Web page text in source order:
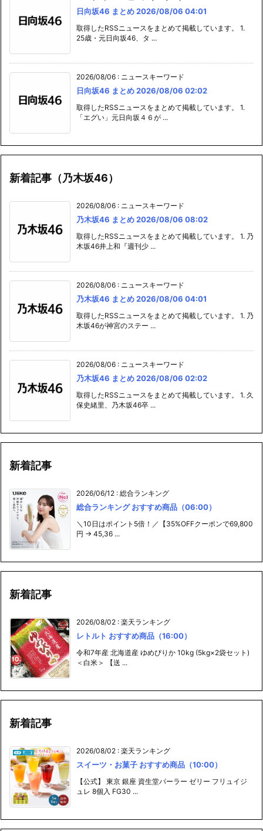
日向坂46 まとめ 2026/08/06 04:01
取得したRSSニュースをまとめて掲載しています。 1.
25歳・元日向坂46、タ ...
2026/08/06 : ニュースキーワード
日向坂46 まとめ 2026/08/06 02:02
取得したRSSニュースをまとめて掲載しています。 1.
「エグい」元日向坂４６が ...
新着記事（乃木坂46）
2026/08/06 : ニュースキーワード
乃木坂46 まとめ 2026/08/06 08:02
取得したRSSニュースをまとめて掲載しています。 1. 乃
木坂46井上和『週刊少 ...
2026/08/06 : ニュースキーワード
乃木坂46 まとめ 2026/08/06 04:01
取得したRSSニュースをまとめて掲載しています。 1. 乃
木坂46が神宮のステー ...
2026/08/06 : ニュースキーワード
乃木坂46 まとめ 2026/08/06 02:02
取得したRSSニュースをまとめて掲載しています。 1. 久
保史緒里、乃木坂46卒 ...
新着記事
2026/06/12 : 総合ランキング
総合ランキング おすすめ商品（06:00）
＼10日はポイント5倍！／【35%OFFクーポンで69,800
円 → 45,36 ...
新着記事
2026/08/02 : 楽天ランキング
レトルト おすすめ商品（16:00）
令和7年産 北海道産 ゆめぴりか 10kg (5kg×2袋セット)
＜白米＞ 【送 ...
新着記事
2026/08/02 : 楽天ランキング
スイーツ・お菓子 おすすめ商品（10:00）
【公式】 東京 銀座 資生堂パーラー ゼリー フリュイジ
ュレ 8個入 FG30 ...